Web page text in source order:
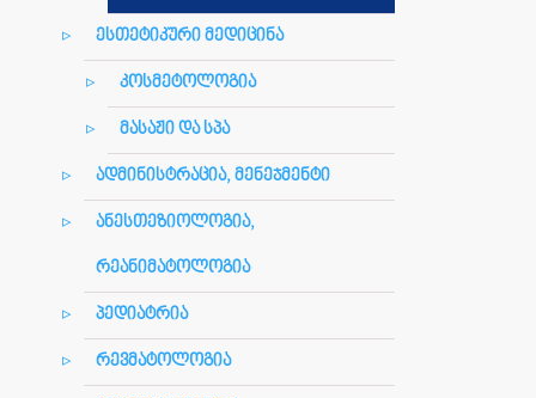
ესთეტიკური მედიცინა
კოსმეტოლოგია
მასაჟი და სპა
ადმინისტრაცია, მენეჯმენტი
ანესთეზიოლოგია,
რეანიმატოლოგია
პედიატრია
რევმატოლოგია